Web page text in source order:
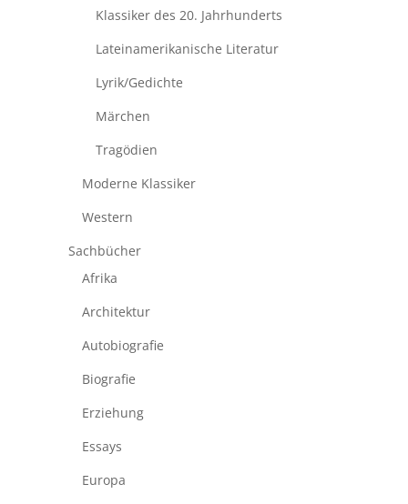
Klassiker des 20. Jahrhunderts
Lateinamerikanische Literatur
Lyrik/Gedichte
Märchen
Tragödien
Moderne Klassiker
Western
Sachbücher
Afrika
Architektur
Autobiografie
Biografie
Erziehung
Essays
Europa